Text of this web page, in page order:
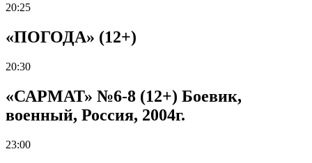
20:25
«ПОГОДА» (12+)
20:30
«САРМАТ» №6-8 (12+) Боевик,
военный, Россия, 2004г.
23:00